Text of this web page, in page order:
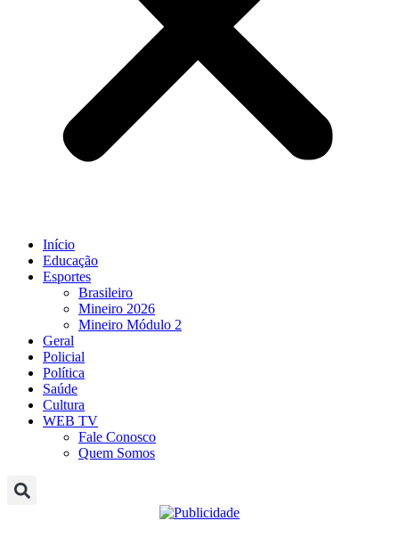
Início
Educação
Esportes
Brasileiro
Mineiro 2026
Mineiro Módulo 2
Geral
Policial
Política
Saúde
Cultura
WEB TV
Fale Conosco
Quem Somos